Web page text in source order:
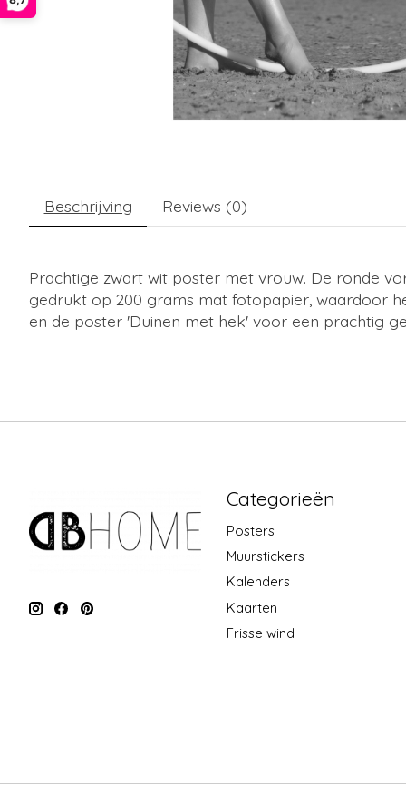
Beschrijving Reviews (0)
Prachtige zwart wit poster met vrouw. De ronde
gedrukt op 200 grams mat fotopapier, waardoor
en de poster 'Duinen met hek' voor een prachtig
Categorieën
Posters
Muurstickers
Kalenders
Kaarten
Frisse wind